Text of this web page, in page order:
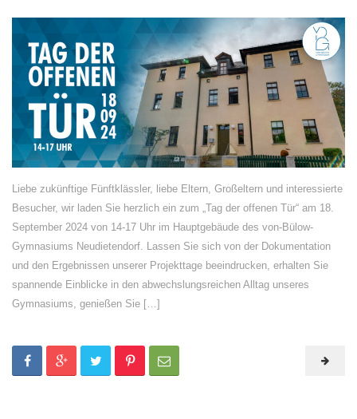
Liebe zukünftige Fünftklässler, liebe Eltern, Großeltern und interessierte
Besucher, wir laden Sie herzlich ein zum „Tag der offenen Tür“ am 18.
September 2024 von 14-17 Uhr im Hauptgebäude des von-Bülow-
Gymnasiums Neudietendorf. Lassen Sie sich von der Dokumentation
und den Ergebnissen unserer Projekttage beeindrucken, erhalten Sie
spannende Einblicke in den abwechslungsreichen Alltag unseres
Gymnasiums, genießen Sie […]